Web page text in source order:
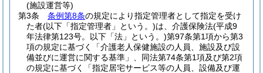
(施設運営等)
第3条
条例第8条の規定により指定管理者として指定を受け
た者(以下「指定管理者」という。)は、介護保険法(平成9
年法律第123号。以下「法」という。)第97条第1項から第3
項の規定に基づく「介護老人保健施設の人員、施設及び設
備並びに運営に関する基準」、同法第74条第1項及び第2項
の規定に基づく「指定居宅サービス等の人員、設備及び運